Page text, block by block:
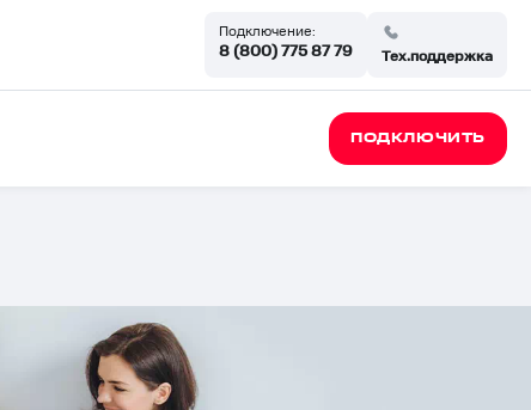
Подключение:
8 (800) 775 87 79 Тех.поддержка
ПОДКЛЮЧИТЬ